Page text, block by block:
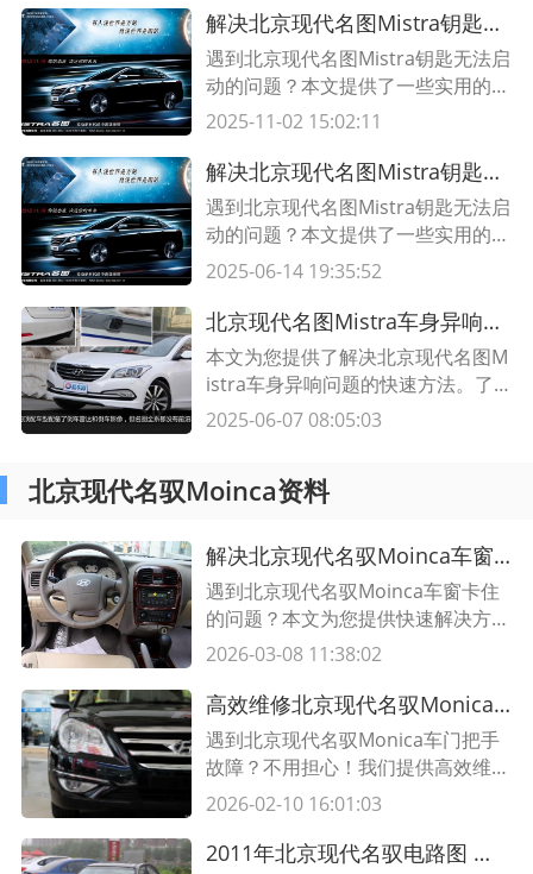
解决北京现代名图Mistra钥匙无法启动问题的方法
遇到北京现代名图Mistra钥匙无法启
动的问题？本文提供了一些实用的解
决方法，帮助您快速解决问题。
2025-11-02 15:02:11
解决北京现代名图Mistra钥匙无法启动问题的方法
遇到北京现代名图Mistra钥匙无法启
动的问题？本文提供了一些实用的解
决方法，帮助您快速解决问题。
2025-06-14 19:35:52
北京现代名图Mistra车身异响问题解决方法
本文为您提供了解决北京现代名图M
istra车身异响问题的快速方法。了
解异响问题的原因、解决步骤和注意
2025-06-07 08:05:03
北京现代名驭Moinca资料
解决北京现代名驭Moinca车窗卡住的简便方法
遇到北京现代名驭Moinca车窗卡住
的问题？本文为您提供快速解决方
法，包含详细步骤和操作提示。解决
2026-03-08 11:38:02
高效维修北京现代名驭Monica车门把手故障，让您的驾驶更加顺畅
遇到北京现代名驭Monica车门把手
故障？不用担心！我们提供高效维修
服务，让您的驾驶更加顺畅，快速解
2026-02-10 16:01:03
2011年北京现代名驭电路图 新一代汽车科技的蓝图